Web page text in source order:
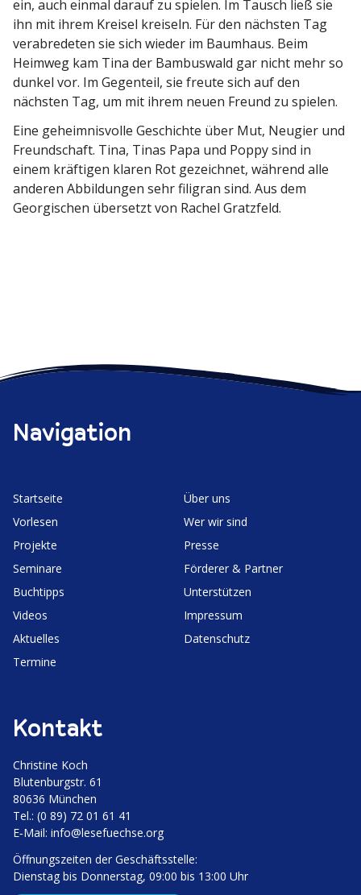
ein, auch einmal darauf zu spielen. Im Tausch ließ sie
ihn mit ihrem Kreisel kreiseln. Für den nächsten Tag
verab­re­deten sie sich wieder im Baumhaus. Beim
Heimweg kam Tina der Bambuswald gar nicht mehr so
dunkel vor. Im Gegenteil, sie freute sich auf den
nächsten Tag, um mit ihrem neuen Freund zu spielen.
Eine geheim­nis­volle Geschichte über Mut, Neugier und
Freund­schaft. Tina, Tinas Papa und Poppy sind in
einem kräftigen klaren Rot gezeichnet, während alle
anderen Abbil­dungen sehr filigran sind. Aus dem
Georgi­schen übersetzt von Rachel Gratzfeld.
Navigation
Start­seite
Vorlesen
Projekte
Seminare
Buchtipps
Videos
Aktuelles
Termine
Über uns
Wer wir sind
Presse
Förderer & Partner
Unter­stützen
Impressum
Daten­schutz
Kontakt
Christine Koch
Bluten­burgstr. 61
80636 München
Tel.: (0 89) 72 01 61 41
E‑Mail: info@lesefuechse.org
Öffnungs­zeiten der Geschäftsstelle:
Dienstag bis Donnerstag, 09:00 bis 13:00 Uhr